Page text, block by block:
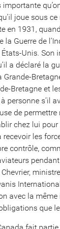
joue sous
en 1931,
la Guerre de
Unis. Son
a déclaré la
Bretagne et
personne s’il
de
chez lui
les
contrôle,
avec la
que